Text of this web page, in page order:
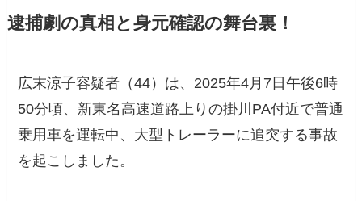
逮捕劇の真相と身元確認の舞台裏！
広末涼子容疑者（44）は、2025年4月7日午後6時
50分頃、新東名高速道路上りの掛川PA付近で普通
乗用車を運転中、大型トレーラーに追突する事故
を起こしました。